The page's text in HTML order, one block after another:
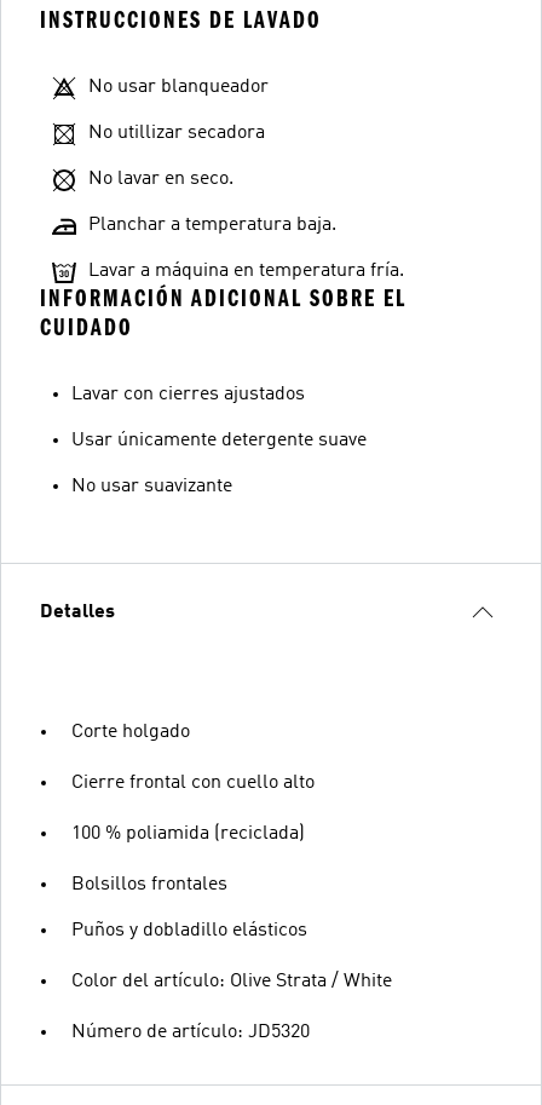
INSTRUCCIONES DE LAVADO
No usar blanqueador
No utillizar secadora
No lavar en seco.
Planchar a temperatura baja.
Lavar a máquina en temperatura fría.
INFORMACIÓN ADICIONAL SOBRE EL
CUIDADO
Lavar con cierres ajustados
Usar únicamente detergente suave
No usar suavizante
Detalles
Corte holgado
Cierre frontal con cuello alto
100 % poliamida (reciclada)
Bolsillos frontales
Puños y dobladillo elásticos
Color del artículo: Olive Strata / White
Número de artículo: JD5320